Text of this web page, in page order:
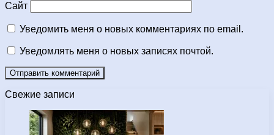
Сайт
Уведомить меня о новых комментариях по email.
Уведомлять меня о новых записях почтой.
Свежие записи